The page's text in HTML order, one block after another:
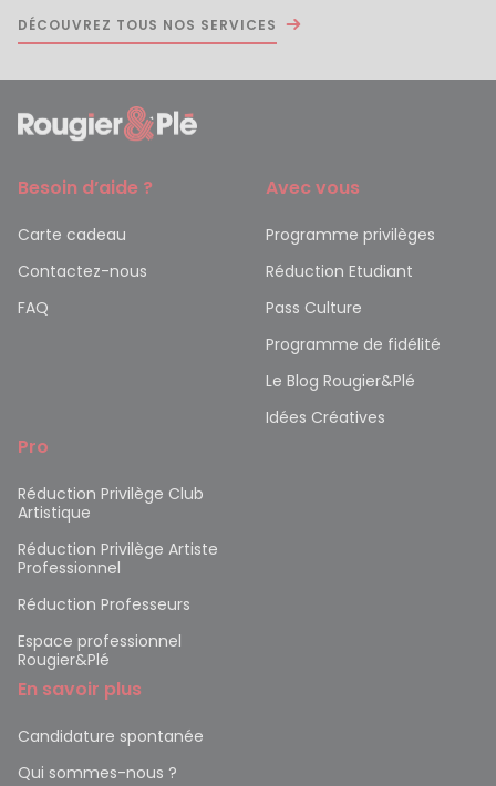
DÉCOUVREZ TOUS NOS SERVICES
Besoin d’aide ?
Carte cadeau
Contactez-nous
FAQ
Avec vous
Programme privilèges
Réduction Etudiant
Pass Culture
Programme de fidélité
Le Blog Rougier&Plé
Idées Créatives
Pro
Réduction Privilège Club
Artistique
Réduction Privilège Artiste
Professionnel
Réduction Professeurs
Espace professionnel
Rougier&Plé
En savoir plus
Candidature spontanée
Qui sommes-nous ?